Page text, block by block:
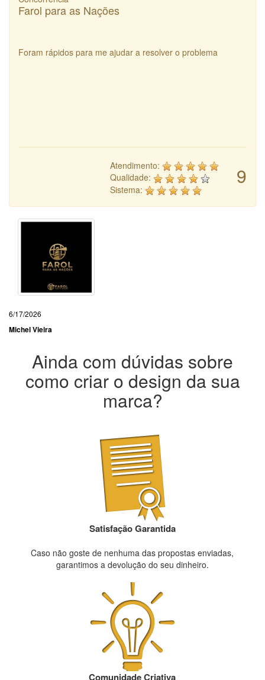
Farol para as Nações
Foram rápidos para me ajudar a resolver o problema
9
Atendimento:
Qualidade:
Sistema:
6/17/2026
Michel Vieira
Ainda com dúvidas sobre
como criar o design da sua
marca?
Satisfação Garantida
Caso não goste de nenhuma das propostas enviadas,
garantimos a devolução do seu dinheiro.
Comunidade Criativa